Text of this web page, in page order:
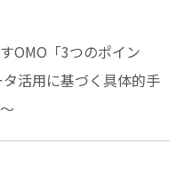
OMO「3つのポイン
タ活用に基づく具体的手